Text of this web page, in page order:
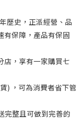
歷史，正派經營、品
有保障，產品有保固
店，享有一家購買七
) ，可為消費者省下管
完整且可做到完善的